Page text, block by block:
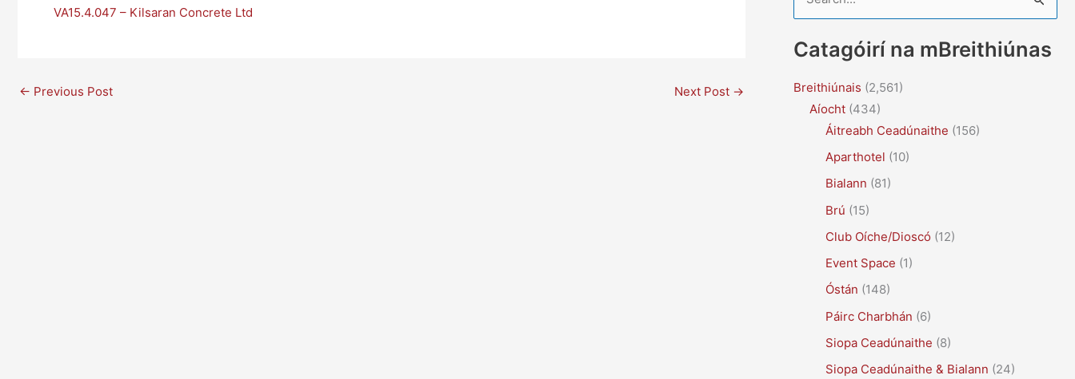
VA15.4.047 – Kilsaran Concrete Ltd
← Previous Post Next Post →
e
a
c
Catagóirí na mBreithiúnas
Breithiúnais (2,561)
Aíocht (434)
Áitreabh Ceadúnaithe (156)
Aparthotel (10)
Bialann (81)
Brú (15)
Club Oíche/Dioscó (12)
Event Space (1)
Óstán (148)
Páirc Charbhán (6)
Siopa Ceadúnaithe (8)
Siopa Ceadúnaithe & Bialann (24)